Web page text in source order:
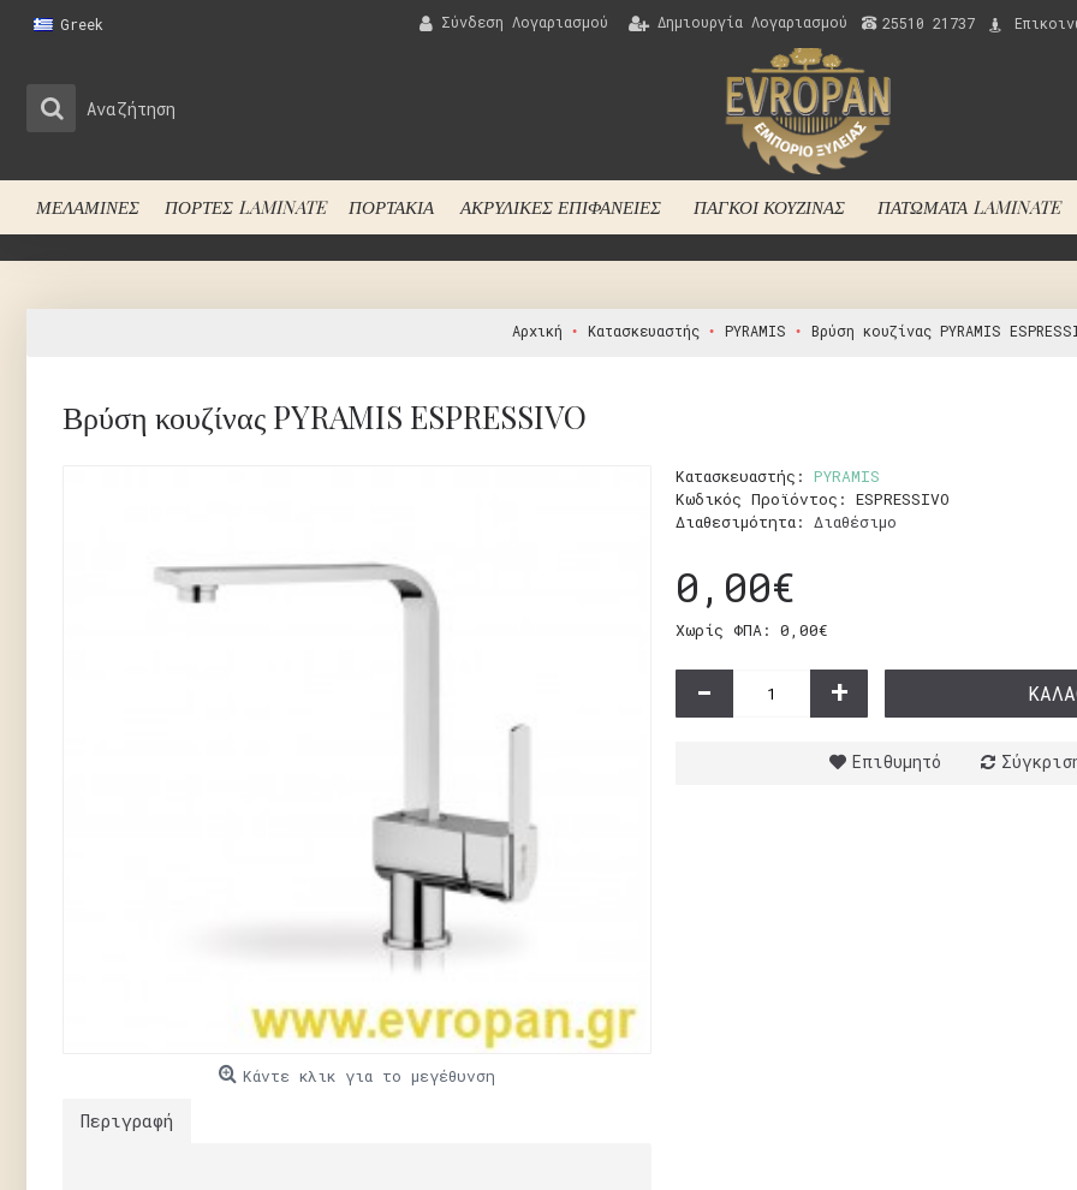
Σύνδεση Λογαριασμού Δημιουργία Λογαριασμού 25510 21737
Greek
ΜΕΛΑΜΙΝΕΣ ΠΟΡΤΕΣ LAMINATE ΠΟΡΤΑΚΙΑ ΑΚΡΥΛΙΚΈΣ ΕΠΙΦΆΝΕΙΈΣ ΠΆΓΚΟΙ ΚΟΥΖΊΝΑΣ ΠΑΤΏΜΑΤΑ LAMINATE
Αρχική Κατασκευαστής PYRAMIS Βρύση κουζίνας PYRAMIS
Βρύση κουζίνας PYRAMIS ESPRESSIVO
Κάντε κλικ για το μεγέθυνση
Περιγραφή
Κατασκευαστής: PYRAMIS
Κωδικός Προϊόντος: ESPRESSIVO
Διαθεσιμότητα: Διαθέσιμο
0,00€
Χωρίς ΦΠΑ: 0,00€
- +
Επιθυμητό